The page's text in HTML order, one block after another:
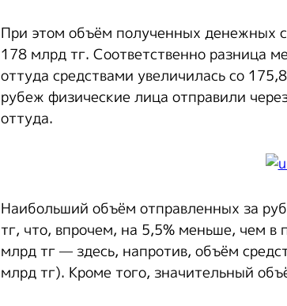
При этом объём полученных денежных
178 млрд тг. Соответственно разница
оттуда средствами увеличилась со
рубеж физические лица отправили
оттуда.
Наибольший объём отправленных за
тг, что, впрочем, на 5,5% меньше, чем
млрд тг — здесь, напротив, объём
млрд тг). Кроме того, значительный